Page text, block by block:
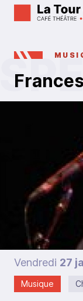
Vendredi 27
Musique